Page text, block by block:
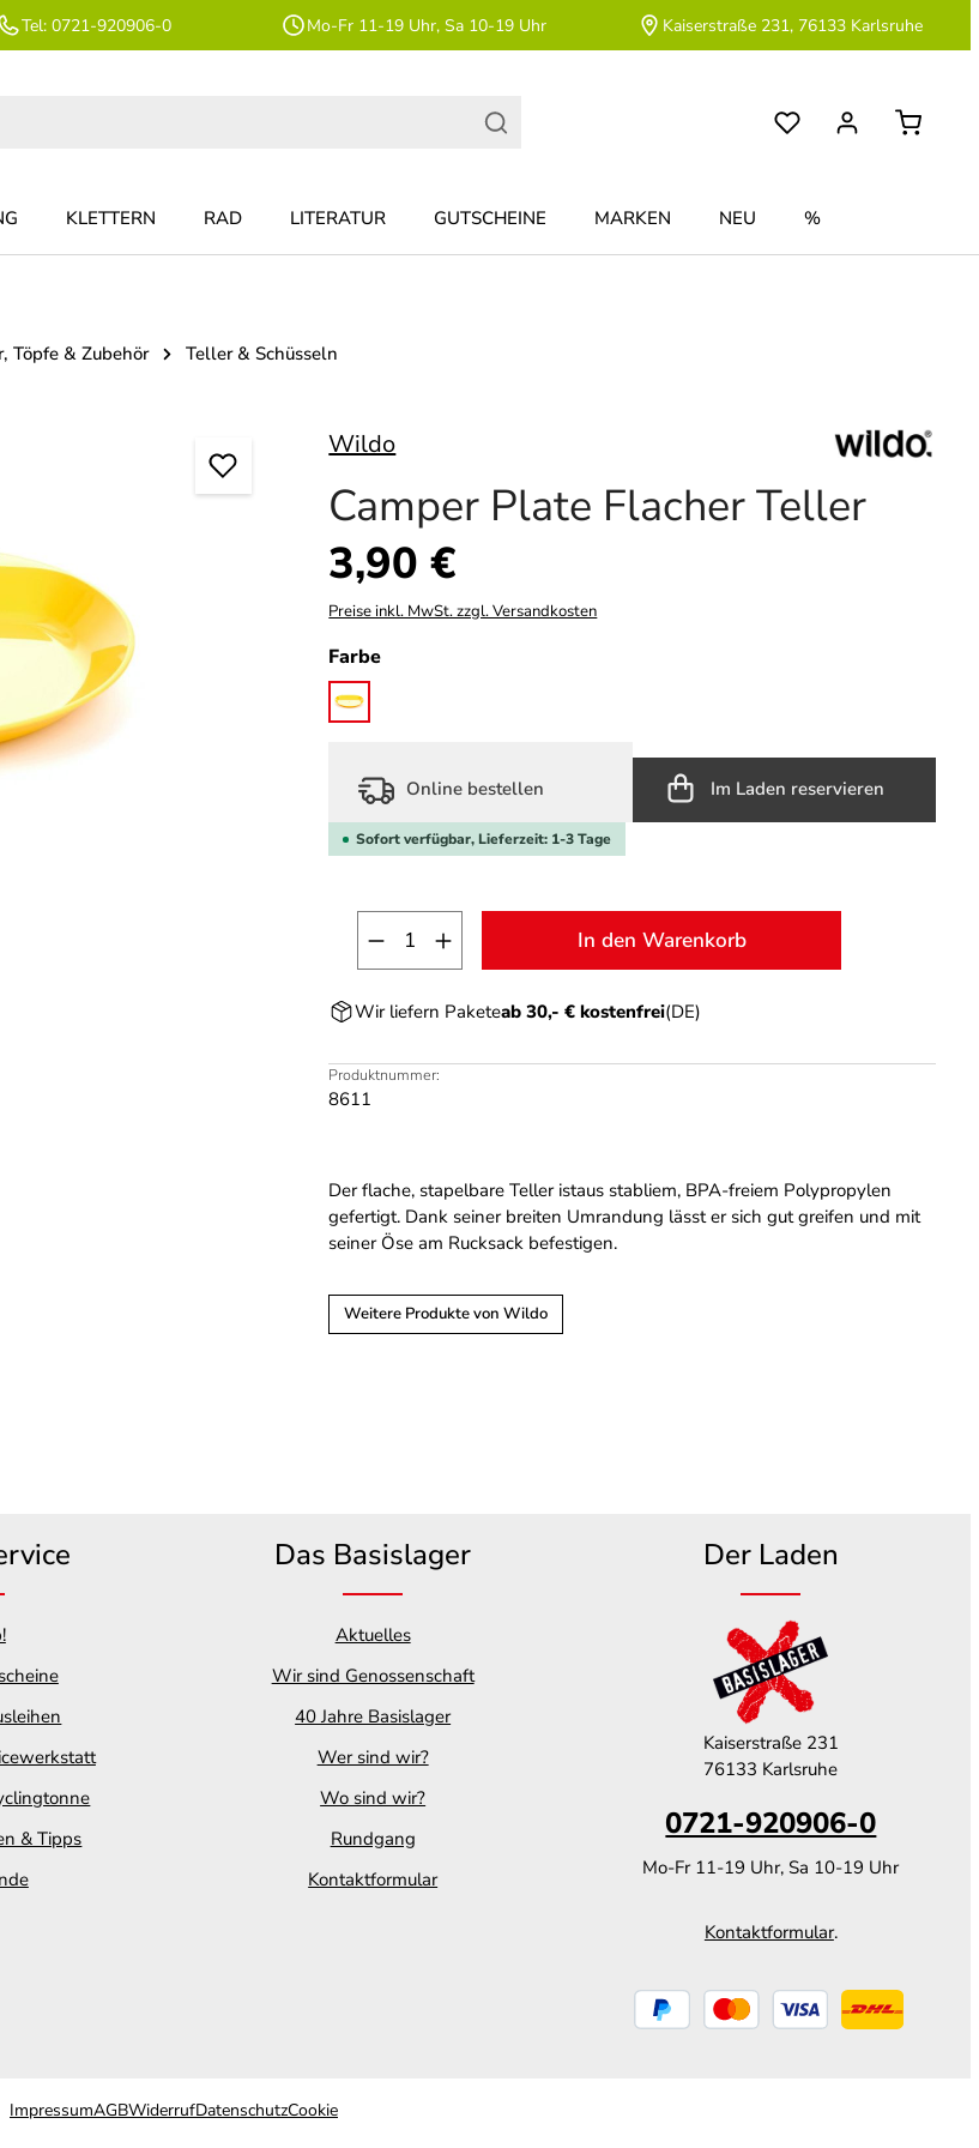
Tel: 0721-920906-0 Mo-Fr 11-19 Uhr, Sa 10-19 Uhr Kaiserstraße 231, 76133 Karlsruhe
KLETTERN RAD LITERATUR GUTSCHEINE MARKEN NEU %
Töpfe & Zubehör Teller & Schüsseln
Wildo
Camper Plate Flacher Teller
Regulärer Preis:
3,90 €
Preise inkl. MwSt. zzgl. Versandkosten
Farbeauswählen
lemon
Online bestellen Im Laden reservieren
Sofort verfügbar, Lieferzeit: 1-3 Tage
Produkt Anzahl: Gib den gewünschten Wert
In den Warenkorb
Wir liefern Paketeab 30,- € kostenfrei(DE)
Produktnummer:
8611
Der flache, stapelbare Teller istaus stabliem, BPA-freiem Polypropylen
gefertigt. Dank seiner breiten Umrandung lässt er sich gut greifen und mit
seiner Öse am Rucksack befestigen.
Weitere Produkte von Wildo
& Tipps
Das Basislager
Aktuelles
Wir sind Genossenschaft
40 Jahre Basislager
Wer sind wir?
Wo sind wir?
Rundgang
Kontaktformular
Der Laden
Kaiserstraße 231
76133 Karlsruhe
0721-920906-0
Mo-Fr 11-19 Uhr, Sa 10-19 Uhr
Kontaktformular.
ImpressumAGBWiderrufDatenschutzCookie